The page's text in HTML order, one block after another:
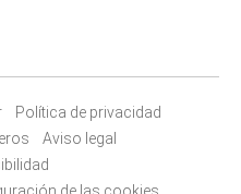
Política de privacidad
Aviso legal
de las cookies